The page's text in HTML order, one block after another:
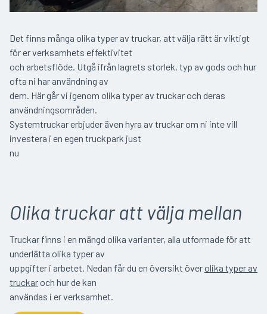
Det finns många olika typer av truckar, att välja rätt är viktigt
för er verksamhets effektivitet
och arbetsflöde. Utgå ifrån lagrets storlek, typ av gods och hur
ofta ni har användning av
dem. Här går vi igenom olika typer av truckar och deras
användningsområden.
Systemtruckar erbjuder även hyra av truckar om ni inte vill
investera i en egen truckpark just
nu
Olika truckar att välja mellan
Truckar finns i en mängd olika varianter, alla utformade för att
underlätta olika typer av
uppgifter i arbetet. Nedan får du en översikt överolika typer av
truckaroch hur de kan
användas i er verksamhet.